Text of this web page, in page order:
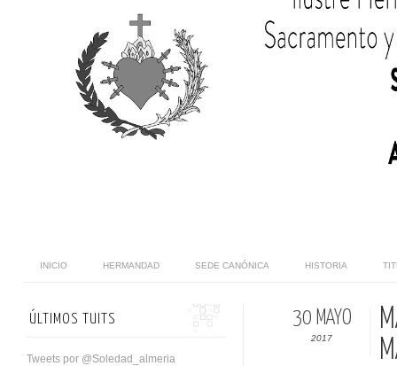
INICIO HERMANDAD SEDE CANÓNICA HISTORIA
30 MAYO
2017
ÚLTIMOS TUITS
Tweets por @Soledad_almeria